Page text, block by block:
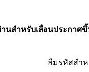
นสำหรับเลื่อนประกาศขึ้
ลืมรหัสสำ